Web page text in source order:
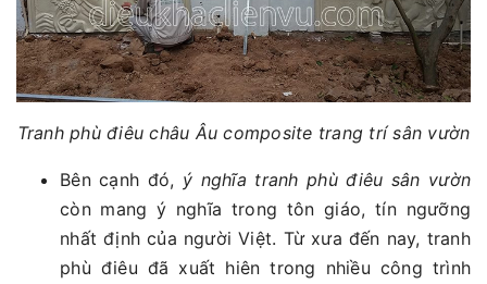
Tranh phù điêu châu Âu composite trang trí sân vườn
Bên cạnh đó, ý nghĩa tranh phù điêu sân vườn
còn mang ý nghĩa trong tôn giáo, tín ngưỡng
nhất định của người Việt. Từ xưa đến nay, tranh
phù điêu đã xuất hiên trong nhiều công trình